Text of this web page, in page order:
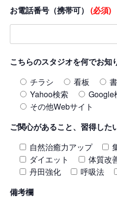
お電話番号（携帯可） (必須)
こちらのスタジオを何でお知
チラシ
看板
Yahoo検索
Google
その他Webサイト
ご関心があること、習得した
自然治癒力アップ
ダイエット
体質改
丹田強化
呼吸法
備考欄